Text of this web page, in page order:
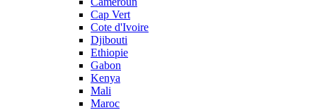
Cap Vert
Cote d'Ivoire
Djibouti
Ethiopie
Gabon
Kenya
Mali
Maroc